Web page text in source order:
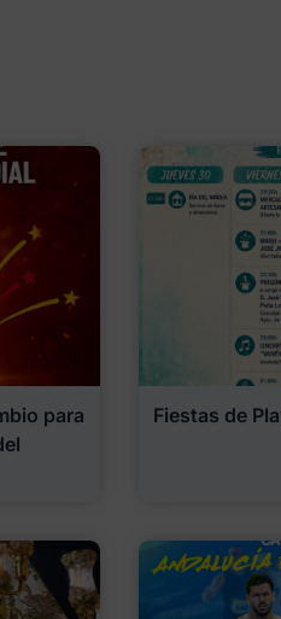
para
Fiestas de